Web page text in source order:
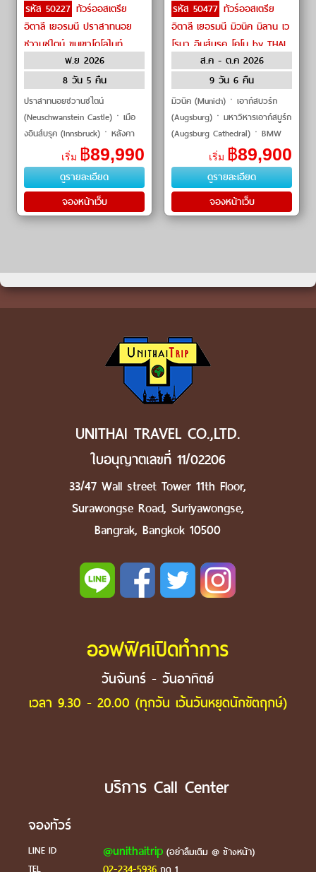
รหัส 50227 ทัวร์ออสเตรีย
อิตาลี เยอรมนี ปราสาทนอย
ชวานซไตน์ ขุนเขาโดโลไมท์
เมืองเวนิส by Singapore
พ.ย 2026
8 วัน 5 คืน
ปราสาทนอยชวานซไตน์
(Neuschwanstein Castle)ㆍเมือ
งอินส์บรุค (Innsbruck)ㆍหลังคา
ทองคำ (Golden Roof)ㆍถนนมา
เรียเทเรซ่า (Maria-Theresien-
Strasse)ㆍเมืองออร์ติ�
เริ่ม ฿89,990
ดูรายละเอียด
จองหน้าเว็บ
รหัส 50477 ทัวร์ออสเตรีย
อิตาลี เยอรมนี มิวนิค มิลาน เว
โรนา อินส์บรุค โคโม by THAI
Airwaysส.ค - ต.ค 2026
9 วัน 6 คืน
มิวนิค (Munich)ㆍเอาก์สบวร์ก
(Augsburg)ㆍมหาวิหารเอาก์สบูร์ก
(Augsburg Cathedral)ㆍBMW
Welt (BMW Welt)ㆍพระราชวังนิ
มเฟนบูร์ก (Nymphenburg
Palace)ㆍจัตุรัสมาเรี
เริ่ม ฿89,900
ดูรายละเอียด
จองหน้าเว็บ
UNITHAI TRAVEL CO.,LTD.
ใบอนุญาตเลขที่ 11/02206
33/47 Wall street Tower 11th Floor,
Surawongse Road, Suriyawongse,
Bangrak, Bangkok 10500
ออฟฟิศเปิดทำการ
วันจันทร์ - วันอาทิตย์
เวลา 9.30 - 20.00 (ทุกวัน เว้นวันหยุดนักขัตฤกษ์)
บริการ Call Center
จองทัวร์
LINE ID @unithaitrip(อย่าลืมเติม @ ข้างหน้า)